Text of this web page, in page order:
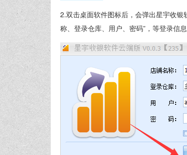
2.双击桌面软件图标后，会弹出星宇收
称、登录仓库、用户、密码”，等登录信